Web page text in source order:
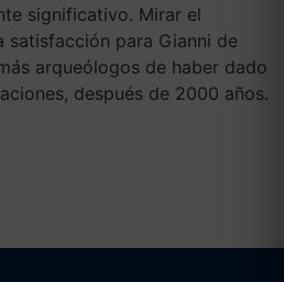
significativo. Mirar el
satisfacción para Gianni de
arqueólogos de haber dado
después de 2000 años.